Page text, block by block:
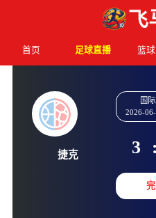
首页 足球直播 篮